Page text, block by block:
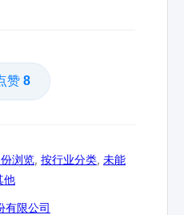
赞 8
浏览, 按行业分类, 未能
他
有限公司